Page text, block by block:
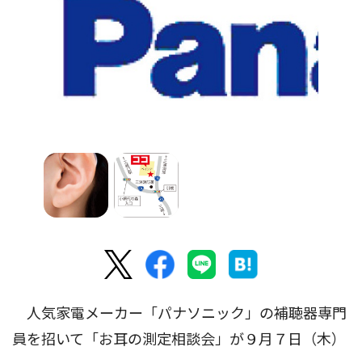
人気家電メーカー「パナソニック」の補聴器専門
員を招いて「お耳の測定相談会」が９月７日（木）